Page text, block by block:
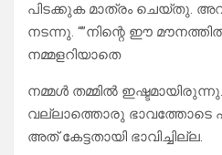
പിടക്കുക മാത്രം ചെയ്തു.
നടന്നു. “”നിന്റെ ഈ
നമ്മളറിയാതെ
നമ്മൾ തമ്മിൽ
വല്ലാത്തൊരു ഭാവത്തോടെ
അത് കേട്ടതായി ഭാവിച്ചില്ല.